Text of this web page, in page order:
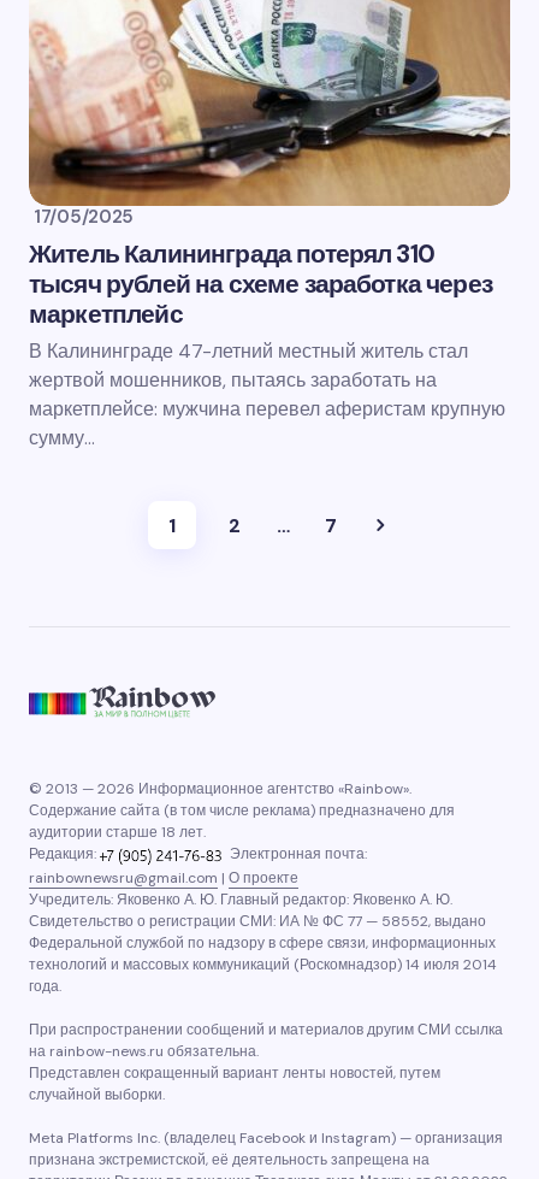
17/05/2025
Житель Калининграда потерял 310
тысяч рублей на схеме заработка через
маркетплейс
В Калининграде 47-летний местный житель стал
жертвой мошенников, пытаясь заработать на
маркетплейсе: мужчина перевел аферистам крупную
сумму…
1 2 … 7
© 2013 — 2026 Информационное агентство «Rainbow».
Содержание сайта (в том числе реклама) предназначено для
аудитории старше 18 лет.
Редакция:
Электронная почта:
rainbownewsru@gmail.com | О проекте
Учредитель: Яковенко А. Ю. Главный редактор: Яковенко А. Ю.
Свидетельство о регистрации СМИ: ИА № ФС 77 — 58552, выдано
Федеральной службой по надзору в сфере связи, информационных
технологий и массовых коммуникаций (Роскомнадзор) 14 июля 2014
года.
При распространении сообщений и материалов другим СМИ ссылка
на rainbow-news.ru обязательна.
Представлен сокращенный вариант ленты новостей, путем
случайной выборки.
Meta Platforms Inc. (владелец Facebook и Instagram) — организация
признана экстремистской, её деятельность запрещена на